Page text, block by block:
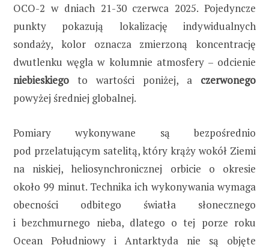
OCO-2 w dniach 21-30 czerwca 2025. Pojedyncze
punkty pokazują lokalizację indywidualnych
sondaży, kolor oznacza zmierzoną koncentrację
dwutlenku węgla w kolumnie atmosfery – odcienie
niebieskiego to wartości poniżej, a czerwonego
powyżej średniej globalnej.
Pomiary wykonywane są bezpośrednio
pod przelatującym satelitą, który krąży wokół Ziemi
na niskiej, heliosynchronicznej orbicie o okresie
około 99 minut. Technika ich wykonywania wymaga
obecności odbitego światła słonecznego
i bezchmurnego nieba, dlatego o tej porze roku
Ocean Południowy i Antarktyda nie są objęte